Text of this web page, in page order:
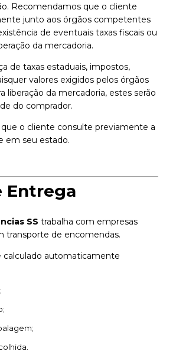
Recomendamos que o cliente
junto aos órgãos competentes
de eventuais taxas fiscais ou
da mercadoria.
de taxas estaduais, impostos,
valores exigidos pelos órgãos
liberação da mercadoria, estes serão
do comprador.
o cliente consulte previamente a
em seu estado.
Entrega
SS trabalha com empresas
transporte de encomendas.
calculado automaticamente